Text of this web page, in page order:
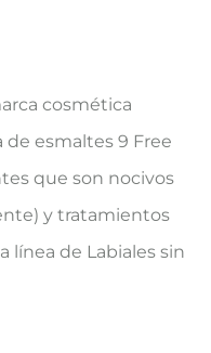
cosmética
esmaltes 9 Free
que son nocivos
y tratamientos
línea de Labiales sin